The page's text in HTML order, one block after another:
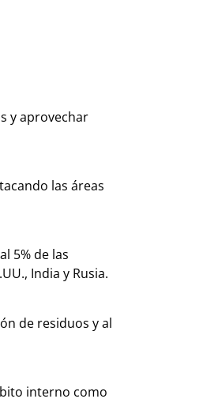
y aprovechar
las áreas
5% de las
India y Rusia.
de residuos y al
interno como